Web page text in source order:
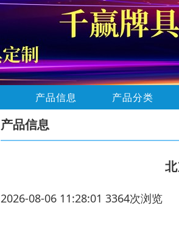
产品信息 产品分类
产品信息
2026-08-06 11:28:01 3364次浏览